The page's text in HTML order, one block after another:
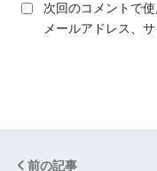
次回のコメントで
メールアドレス、サ
前の記事